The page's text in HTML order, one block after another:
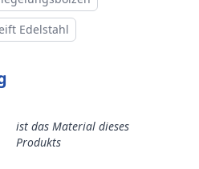
Edelstahl
ist das Material dieses
Produkts